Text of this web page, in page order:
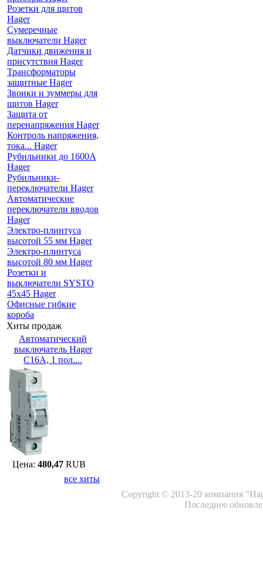
Розетки для щитов
Hager
Сумеречные
выключатели Hager
Датчики движения и
присутствия Hager
Трансформаторы
защитные Hager
Звонки и зуммеры для
щитов Hager
Защита от
перенапряжения Hager
Контроль напряжения,
тока... Hager
Рубильники до 1600А
Hager
Рубильники-
переключатели Hager
Автоматические
переключатели вводов
Hager
Электро-плинтуса
высотой 55 мм Hager
Электро-плинтуса
высотой 80 мм Hager
Розетки и
выключатели SYSTO
45х45 Hager
Офисные гибкие
короба
Хиты продаж
Автоматический
выключатель Hager
C16A, 1 пол....
Цена: 480,47 RUB
все хиты
Copyright © 2013-20 компания
Последнее